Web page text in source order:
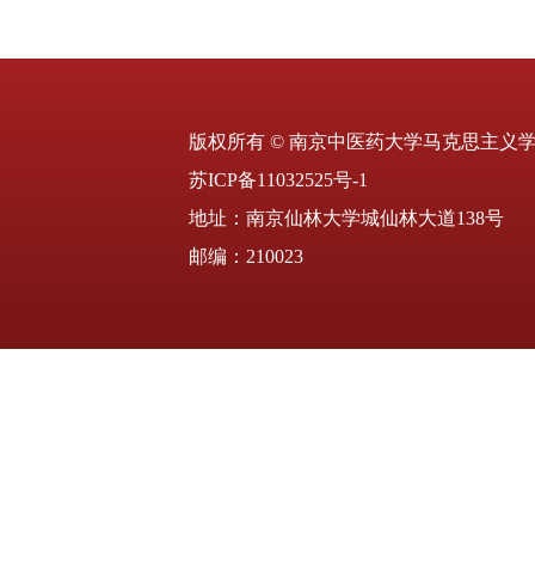
版权所有 © 南京中医药大学马克思主义
苏ICP备11032525号-1
地址：南京仙林大学城仙林大道138号
邮编：210023